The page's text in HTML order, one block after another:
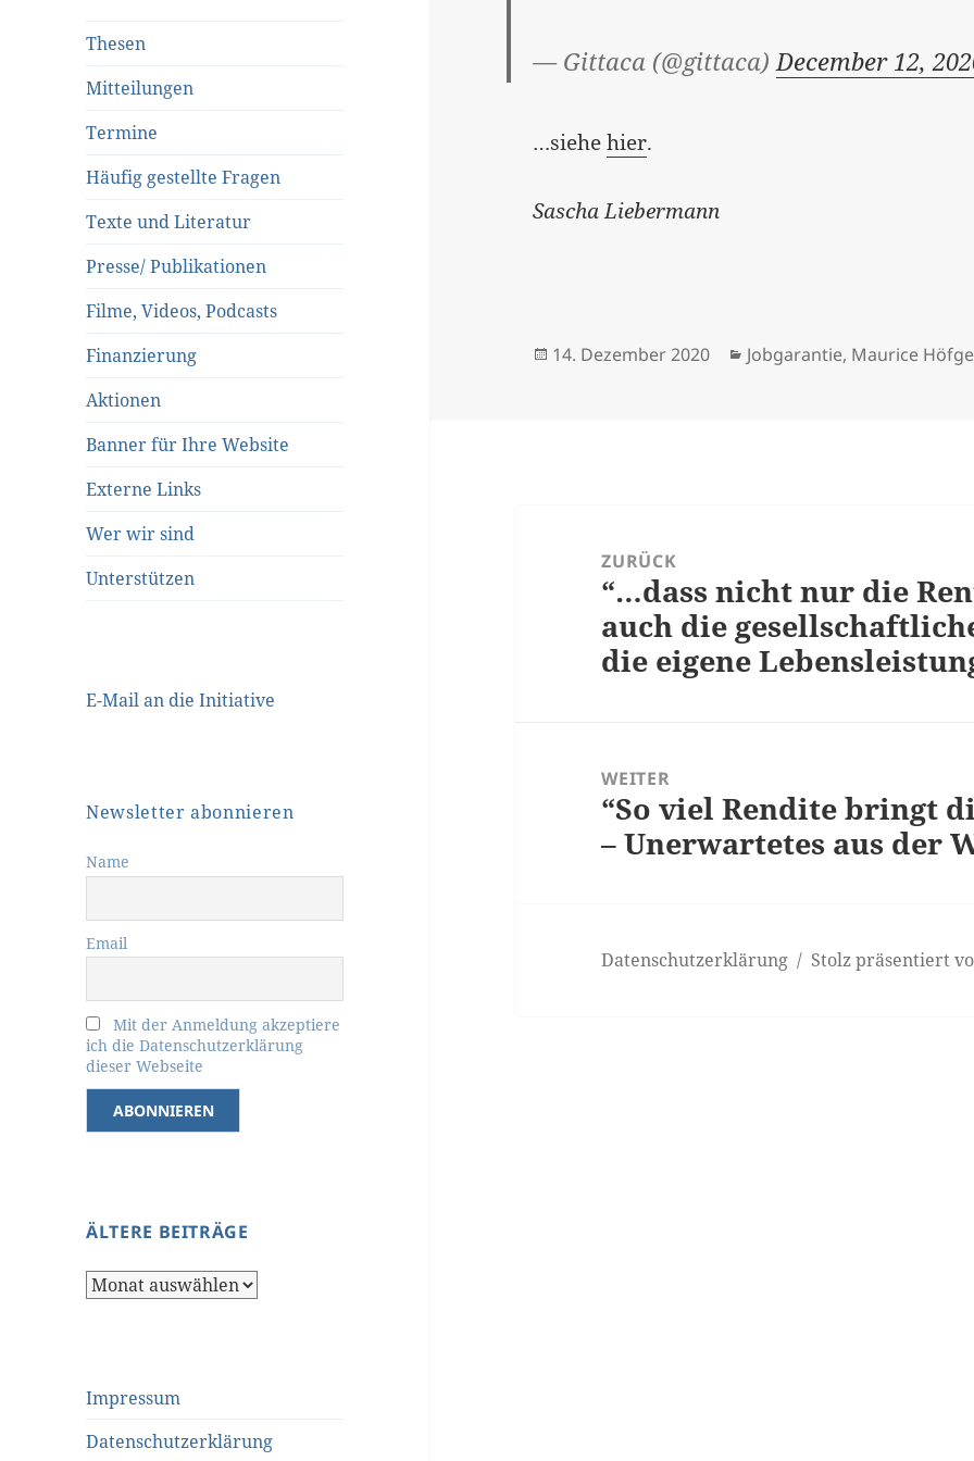
Thesen
Mitteilungen
Termine
Häufig gestellte Fragen
Texte und Literatur
Presse/ Publikationen
Filme, Videos, Podcasts
Finanzierung
Aktionen
Banner für Ihre Website
Externe Links
Wer wir sind
Unterstützen
E-Mail an die Initiative
Newsletter abonnieren
Name
Email
Mit der Anmeldung akzeptiere
ich die Datenschutzerklärung
dieser Webseite
ÄLTERE BEITRÄGE
Ältere
Impressum
Datenschutzerklärung
— Gittaca (@gittaca) December 12,
…siehehier.
Sascha Liebermann
Veröffentlicht
14. Dezember 2020 Kategorien
Jobgarantie, Maurice
NavigationZURÜCK
Vorheriger
Beitrag:
“…dass nicht nur die
auch die
die eigene
WEITER
Nächster
Beitrag:
“So viel Rendite bringt
– Unerwartetes aus der
Datenschutzerklärung Stolz präsentiert